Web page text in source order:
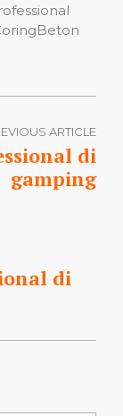
ARTICLE
di
gamping
di